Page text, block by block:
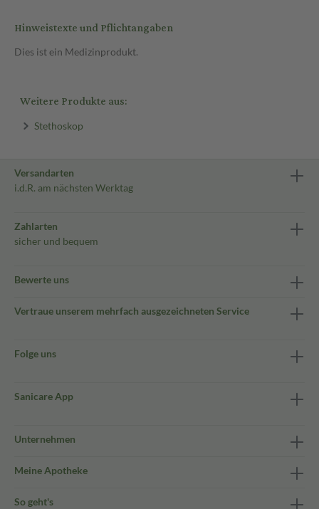
Hinweistexte und Pflichtangaben
Dies ist ein Medizinprodukt.
Weitere Produkte aus:
Stethoskop
Versandarten
i.d.R. am nächsten Werktag
Zahlarten
sicher und bequem
Bewerte uns
Vertraue unserem mehrfach ausgezeichneten Service
Folge uns
Sanicare App
Unternehmen
Meine Apotheke
So geht's